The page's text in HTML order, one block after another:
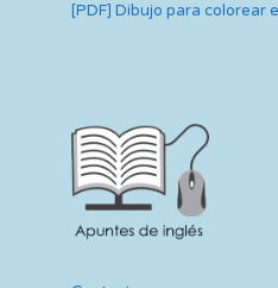
[PDF] Dibujo para colorear